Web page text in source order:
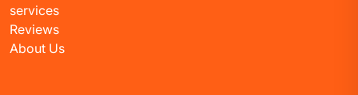
services
Reviews
About Us